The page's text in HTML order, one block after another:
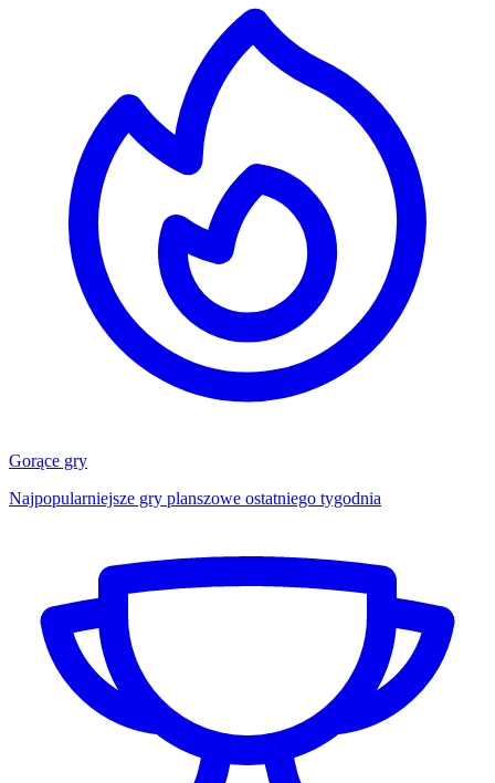
Gorące gry
Najpopularniejsze gry planszowe ostatniego tygodnia